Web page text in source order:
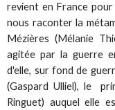
revient en France
nous raconter la
Mézières (Mélanie
agitée par la guerre
d'elle, sur fond de
(Gaspard Ulliel), le
Ringuet) auquel elle